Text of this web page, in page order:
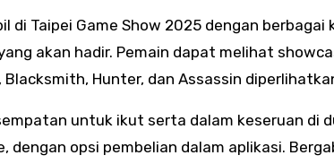
di Taipei Game Show 2025 dengan
akan hadir. Pemain dapat melihat
Blacksmith, Hunter, dan Assassin
untuk ikut serta dalam keseruan di
dengan opsi pembelian dalam aplikasi.